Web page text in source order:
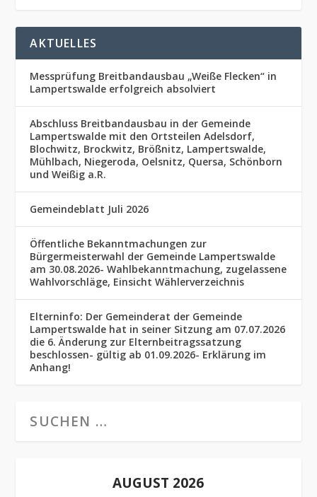
AKTUELLES
Messprüfung Breitbandausbau „Weiße Flecken“ in
Lampertswalde erfolgreich absolviert
Abschluss Breitbandausbau in der Gemeinde
Lampertswalde mit den Ortsteilen Adelsdorf,
Blochwitz, Brockwitz, Brößnitz, Lampertswalde,
Mühlbach, Niegeroda, Oelsnitz, Quersa, Schönborn
und Weißig a.R.
Gemeindeblatt Juli 2026
Öffentliche Bekanntmachungen zur
Bürgermeisterwahl der Gemeinde Lampertswalde
am 30.08.2026- Wahlbekanntmachung, zugelassene
Wahlvorschläge, Einsicht Wählerverzeichnis
Elterninfo: Der Gemeinderat der Gemeinde
Lampertswalde hat in seiner Sitzung am 07.07.2026
die 6. Änderung zur Elternbeitragssatzung
beschlossen- gültig ab 01.09.2026- Erklärung im
Anhang!
AUGUST 2026